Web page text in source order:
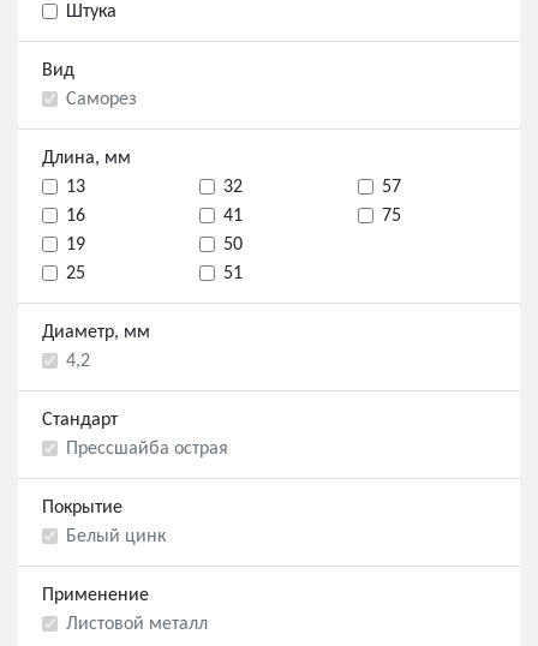
Штука
Вид
Саморез
Длина, мм
13
16
19
25
32
41
50
51
57
75
Диаметр, мм
4,2
Стандарт
Прессшайба острая
Покрытие
Белый цинк
Применение
Листовой металл